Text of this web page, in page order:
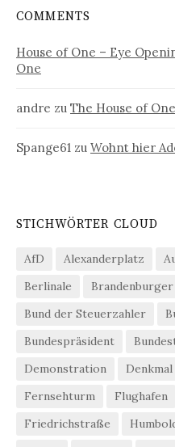
COMMENTS
House of One – Eye
One
andre zu The House of One
Spange61 zu Wohnt hier
STICHWÖRTER CLOUD
AfD Alexanderplatz
Berlinale
Bund der Steuerzahler
Bundespräsident
Demonstration
Denkmal
Fernsehturm
Flughafen
Friedrichstraße